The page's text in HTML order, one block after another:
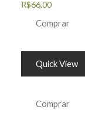
R$66,00
Comprar
Quick View
Comprar